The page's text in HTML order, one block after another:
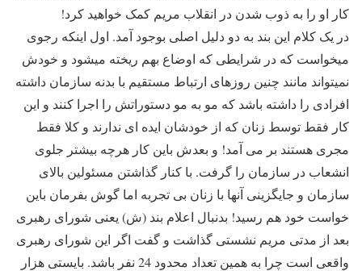
کار او را به ذوب شدن در انقلاب مریم کمک خواهید کرد!
در یک کلام این بند به دو دلیل اصلی بوجود آمد. اول اینکه رجوی
میخواست که در شرایطی که اوضاع بهم ریخته میشود و خودش
نمیتواند مانند چنین روزهای ارتباط مستقیم با بدنه سازمان داشته
افرادی را داشته باشد که مو به مو دستوراتش را اجرا کنند و این
کار فقط توسط زنان که از خودشان ایده ای ندارند و کلا فقط
مجری هستند بر می آمد! و بعدش باین کار هرچه بیشتر جلوی
انشعاب در سازمان را گرفت. با کنار گذاشتن مسئولین بالای
سازمان و جایگزینی آنها با زنان بی تجربه اما گوش بفرمان باین
خواست خود هم رسید! بدنبال اعلام بند (ش) یعنی شورای رهبری
بعد از مدتی مریم نشستی گذاشت و گفت اگر این شورای رهبری
واقعی است چرا به همین تعداد محدود 24 نفر باشد. بایستی هزار